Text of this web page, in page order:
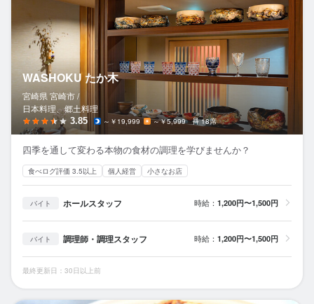
WASHOKU たか木
宮崎県 宮崎市 /
日本料理、郷土料理
3.85 ～￥19,999 ～￥5,999 18席
四季を通して変わる本物の食材の調理を学びませんか？
食べログ評価 3.5以上 個人経営 小さなお店
バイト ホールスタッフ 時給： 1,200円〜1,500円
バイト 調理師・調理スタッフ 時給： 1,200円〜1,500円
最終更新日：30日以上前